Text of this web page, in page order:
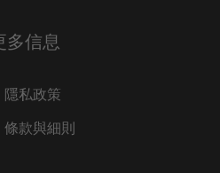
多信息
隱私政策
條款與細則